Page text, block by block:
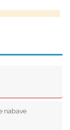
nabave